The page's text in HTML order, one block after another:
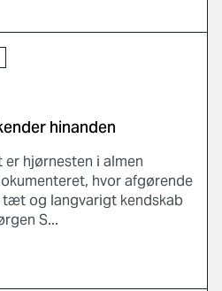
hinanden
hjørnesten i almen
hvor afgørende
og langvarigt kendskab
S...